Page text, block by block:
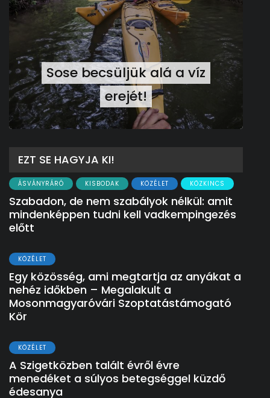
Sose becsüljük alá a víz
erejét!
EZT SE HAGYJA KI!
ÁSVÁNYRÁRÓ KISBODAK KÖZÉLET KÖZKINCS
Szabadon, de nem szabályok nélkül: amit
mindenképpen tudni kell vadkempingezés
előtt
KÖZÉLET
Egy közösség, ami megtartja az anyákat a
nehéz időkben – Megalakult a
Mosonmagyaróvári Szoptatástámogató
Kör
KÖZÉLET
A Szigetközben talált évről évre
menedéket a súlyos betegséggel küzdő
édesanya